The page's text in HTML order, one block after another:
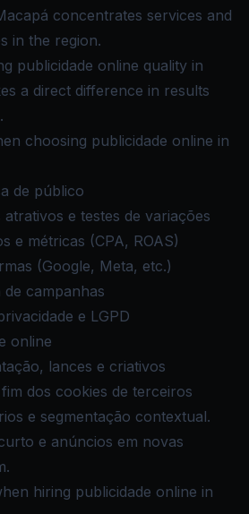
concentrates services and
in the region.
publicidade online quality in
a direct difference in results
choosing publicidade online in
de público
e testes de variações
e métricas (CPA, ROAS)
(Google, Meta, etc.)
campanhas
e LGPD
online
lances e criativos
dos cookies de terceiros
e segmentação contextual.
e anúncios em novas
hiring publicidade online in